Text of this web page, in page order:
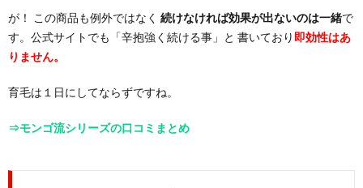
が！ この商品も例外ではなく 続けなければ効果が出ないのは一緒で
す。公式サイトでも「辛抱強く続ける事」と 書いており即効性はあ
りません。
育毛は１日にしてならずですね。
⇒モンゴ流シリーズの口コミまとめ